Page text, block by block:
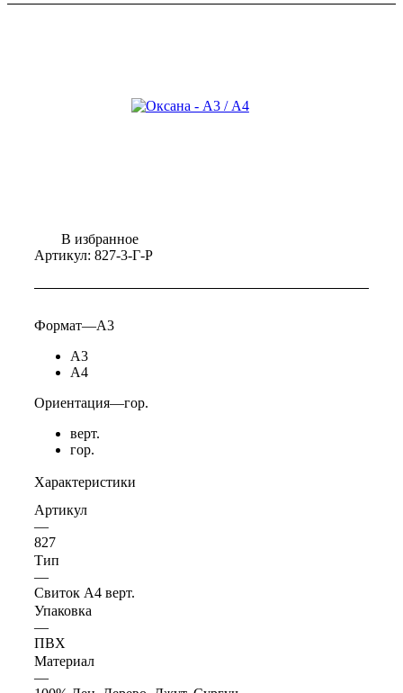
В избранное
Артикул: 827-3-Г-Р
Формат—А3
А3
А4
Ориентация—гор.
верт.
гор.
Характеристики
Артикул
—
827
Тип
—
Свиток А4 верт.
Упаковка
—
ПВХ
Материал
—